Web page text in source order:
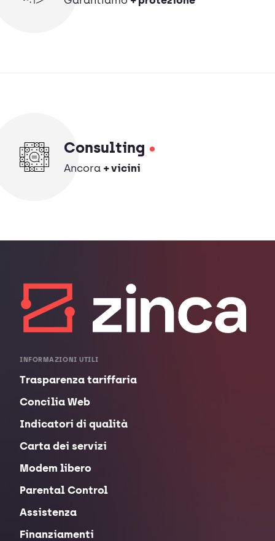
Consulting
Ancora + vicini
INFORMAZIONI UTILI
Trasparenza tariffaria
Concilia Web
Indicatori di qualità
Carta dei servizi
Modem libero
Parental Control
Assistenza
Finanziamenti